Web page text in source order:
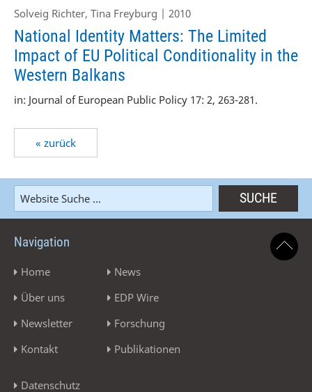
Solveig Richter, Tina Freyburg | 2010
National Identity Matters: The Limited
Impact of EU Political Conditionality in the
Western Balkans
in: Journal of European Public Policy 17: 2, 263-281.
« zurück
Navigation
Home
Über uns
Newsletter
Kontakt
News
EDP Wire
Forschung
Publikationen
Datenschutz